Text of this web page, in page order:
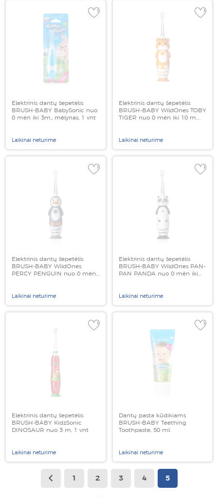
Elektrinis dantų šepetėlis
BRUSH-BABY BabySonic nuo
0 mėn iki 3m., mėlynas, 1 vnt
Laikinai neturime
Elektrinis dantų šepetėlis
BRUSH-BABY WildOnes TOBY
TIGER nuo 0 mėn iki 10 m
Laikinai neturime
Elektrinis dantų šepetėlis
BRUSH-BABY WildOnes
PERCY PENGUIN nuo 0 mėn
Laikinai neturime
Elektrinis dantų šepetėlis
BRUSH-BABY WildOnes PAN-
PAN PANDA nuo 0 mėn iki
Laikinai neturime
Elektrinis dantų šepetėlis
BRUSH-BABY KidzSonic
DINOSAUR nuo 3 m, 1 vnt
Laikinai neturime
Dantų pasta kūdikiams
BRUSH-BABY Teething
Toothpaste, 50 ml
Laikinai neturime
1 2 3 4 5